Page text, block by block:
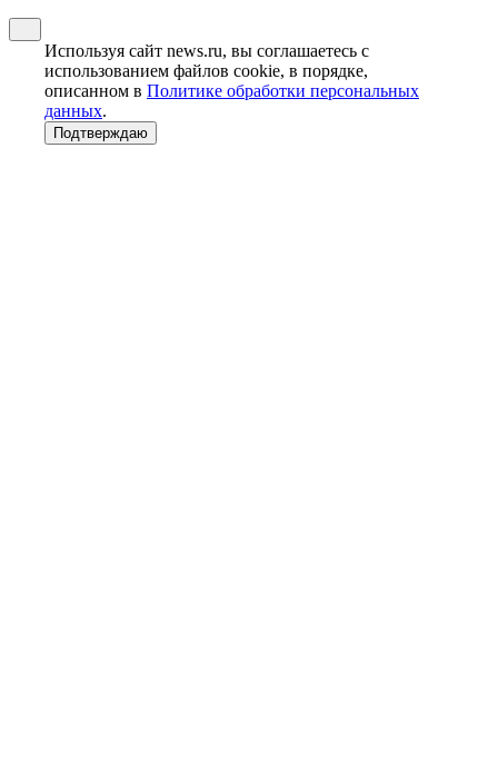
Используя сайт news.ru, вы соглашаетесь с
использованием файлов cookie, в порядке,
описанном в Политике обработки персональных
данных.
Подтверждаю